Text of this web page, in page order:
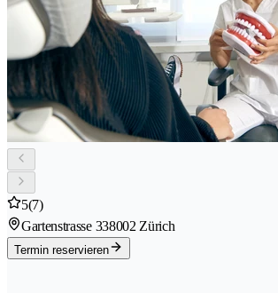
5(7)
Gartenstrasse 338002 Zürich
Termin reservieren